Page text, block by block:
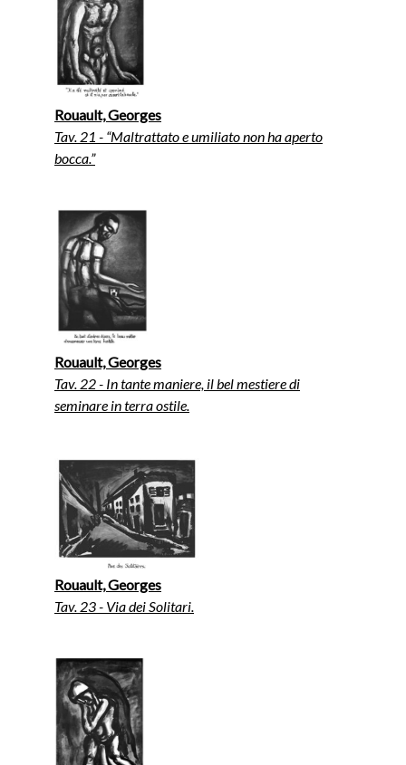
Rouault, Georges
Tav. 21 - “Maltrattato e umiliato non ha aperto
bocca.”
Rouault, Georges
Tav. 22 - In tante maniere, il bel mestiere di
seminare in terra ostile.
Rouault, Georges
Tav. 23 - Via dei Solitari.